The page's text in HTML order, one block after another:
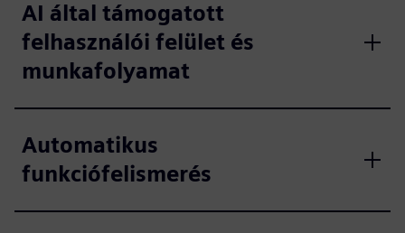
AI által támogatott
felhasználói felület és
munkafolyamat
Automatikus
funkciófelismerés